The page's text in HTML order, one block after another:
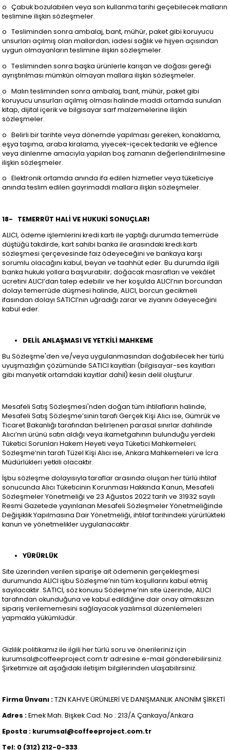
o Çabuk bozulabilen veya son kullanma tarihi geçebilecek malların
teslimine ilişkin sözleşmeler.
o Tesliminden sonra ambalaj, bant, mühür, paket gibi koruyucu
unsurları açılmış olan mallardan; iadesi sağlık ve hijyen açısından
uygun olmayanların teslimine ilişkin sözleşmeler.
o Tesliminden sonra başka ürünlerle karışan ve doğası gereği
ayrıştırılması mümkün olmayan mallara ilişkin sözleşmeler.
o Malın tesliminden sonra ambalaj, bant, mühür, paket gibi
koruyucu unsurları açılmış olması halinde maddi ortamda sunulan
kitap, dijital içerik ve bilgisayar sarf malzemelerine ilişkin
sözleşmeler.
o Belirli bir tarihte veya dönemde yapılması gereken, konaklama,
eşya taşıma, araba kiralama, yiyecek-içecek tedariki ve eğlence
veya dinlenme amacıyla yapılan boş zamanın değerlendirilmesine
ilişkin sözleşmeler.
o Elektronik ortamda anında ifa edilen hizmetler veya tüketiciye
anında teslim edilen gayrimaddi mallara ilişkin sözleşmeler.
18- TEMERRÜT HALİ VE HUKUKİ SONUÇLARI
ALICI, ödeme işlemlerini kredi kartı ile yaptığı durumda temerrüde
düştüğü takdirde, kart sahibi banka ile arasındaki kredi kartı
sözleşmesi çerçevesinde faiz ödeyeceğini ve bankaya karşı
sorumlu olacağını kabul, beyan ve taahhüt eder. Bu durumda ilgili
banka hukuki yollara başvurabilir; doğacak masrafları ve vekâlet
ücretini ALICI’dan talep edebilir ve her koşulda ALICI’nın borcundan
dolayı temerrüde düşmesi halinde, ALICI, borcun gecikmeli
ifasından dolayı SATICI’nın uğradığı zarar ve ziyanını ödeyeceğini
kabul eder.
DELİL ANLAŞMASI VE YETKİLİ MAHKEME
Bu Sözleşme'den ve/veya uygulanmasından doğabilecek her türlü
uyuşmazlığın çözümünde SATICI kayıtları (bilgisayar-ses kayıtları
gibi manyetik ortamdaki kayıtlar dahil) kesin delil oluşturur.
Mesafeli Satış Sözleşmesi'nden doğan tüm ihtilafların halinde,
Mesafeli Satış Sözleşme’sinin tarafı Gerçek Kişi Alıcı ise, Gümrük ve
Ticaret Bakanlığı tarafından belirlenen parasal sınırlar dahilinde
Alıcı’nın ürünü satın aldığı veya ikametgahının bulunduğu yerdeki
Tüketici Sorunları Hakem Heyeti veya Tüketici Mahkemeleri;
Sözleşme’nin tarafı Tüzel Kişi Alıcı ise, Ankara Mahkemeleri ve İcra
Müdürlükleri yetkili olacaktır.
İşbu sözleşme dolayısıyla taraflar arasında oluşan her türlü ihtilaf
sonucunda Alıcı Tüketicinin Korunması Hakkında Kanun, Mesafeli
Sözleşmeler Yönetmeliği ve 23 Ağustos 2022 tarih ve 31932 sayılı
Resmi Gazetede yayınlanan Mesafeli Sözleşmeler Yönetmeliğinde
Değişiklik Yapılmasına Dair Yönetmeliği, ihtilaf tarihindeki yürürlükteki
kanun ve yönetmelikler uygulanacaktır.
YÜRÜRLÜK
Site üzerinden verilen siparişe ait ödemenin gerçekleşmesi
durumunda ALICI işbu Sözleşme’nin tüm koşullarını kabul etmiş
sayılacaktır. SATICI, söz konusu Sözleşme’nin site üzerinde, ALICI
tarafından okunduğuna ve kabul edildiğine dair onay almaksızın
sipariş verilememesini sağlayacak yazılımsal düzenlemeleri
yapmakla yükümlüdür.
Gizlilik politikamız ile ilgili her türlü soru ve önerileriniz için
kurumsal@coffeeproject.com.tradresine e-mail gönderebilirsiniz.
Şirketimize ait aşağıdaki iletişim bilgilerinden ulaşabilirsiniz.
Firma Ünvanı :TZN KAHVE ÜRÜNLERİ VE DANIŞMANLIK ANONİM ŞİRKETİ
Adres :Emek Mah. Bişkek Cad. No : 213/A Çankaya/Ankara
Eposta : kurumsal@coffeeproject.com.tr
Tel: 0 (312) 212-0-333